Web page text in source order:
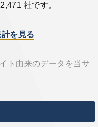
社です。
を見る
ト由来のデータを当サ